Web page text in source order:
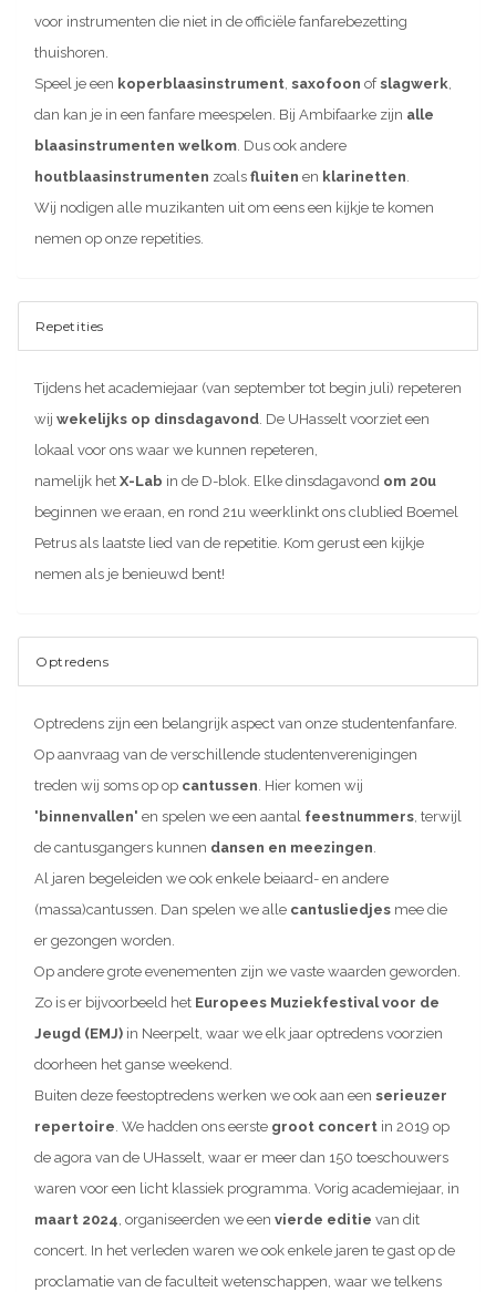
voor instrumenten die niet in de officiële fanfarebezetting
thuishoren.
Speel je een koperblaasinstrument, saxofoon ofslagwerk,
dan kan je in een fanfare meespelen. Bij Ambifaarke zijn alle
blaasinstrumenten welkom. Dus ook andere
houtblaasinstrumenten zoals fluiten en klarinetten.
Wij nodigen alle muzikanten uit om eens een kijkje te komen
nemen op onze repetities.
Repetities
Tijdens het academiejaar (van september tot begin juli) repeteren
wij wekelijks op dinsdagavond. De UHasselt voorziet een
lokaal voor ons waar we kunnen repeteren,
namelijk het X-Lab in de D-blok. Elke dinsdagavond om 20u
beginnen we eraan, en rond 21u weerklinkt ons clublied Boemel
Petrus als laatste lied van de repetitie. Kom gerust een kijkje
nemen als je benieuwd bent!
Optredens
Optredens zijn een belangrijk aspect van onze studentenfanfare.
Op aanvraag van de verschillende studentenverenigingen
treden wij soms op op cantussen. Hier komen wij
'binnenvallen' en spelen we een aantal feestnummers, terwijl
de cantusgangers kunnen dansen en meezingen.
Al jaren begeleiden we ook enkele beiaard- en andere
(massa)cantussen. Dan spelen we alle cantusliedjes mee die
er gezongen worden.
Op andere grote evenementen zijn we vaste waarden geworden.
Zo is er bijvoorbeeld het Europees Muziekfestival voor de
Jeugd (EMJ) in Neerpelt, waar we elk jaar optredens voorzien
doorheen het ganse weekend.
Buiten deze feestoptredens werken we ook aan een serieuzer
repertoire. We hadden ons eerste groot concert in 2019 op
de agora van de UHasselt, waar er meer dan 150 toeschouwers
waren voor een licht klassiek programma. Vorig academiejaar, in
maart 2024, organiseerden we een vierde editie van dit
concert. In het verleden waren we ook enkele jaren te gast op de
proclamatie van de faculteit wetenschappen, waar we telkens